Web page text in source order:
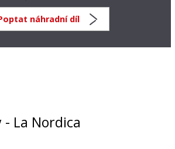
náhradní díl
La Nordica